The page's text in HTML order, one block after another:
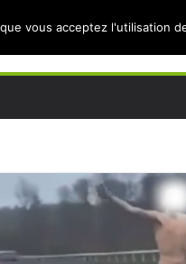
vous acceptez l'utilisation